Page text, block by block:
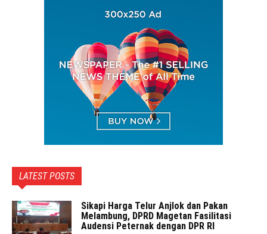
LATEST POSTS
Sikapi Harga Telur Anjlok dan Pakan
Melambung, DPRD Magetan Fasilitasi
Audensi Peternak dengan DPR RI